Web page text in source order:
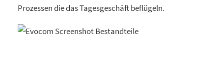
Prozessen die das Tagesgeschäft beflügeln.